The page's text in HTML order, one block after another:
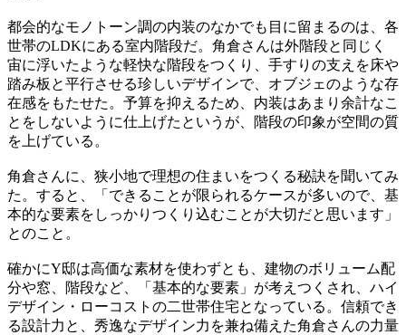
都会的なモノトーン調の内装のなかでも目に留まるのは、各
世帯のLDKにある室内階段だ。角倉さんは外階段と同じく
宙に浮いたような軽快な階段をつくり、手すりの支えを床や
踏み板と平行させる珍しいデザインで、オブジェのような存
在感をもたせた。予算を抑えるため、内装はあまり余計なこ
とをしないように仕上げたというが、階段の印象が空間の質
を上げている。
角倉さんに、狭小地で理想の住まいをつくる秘訣を聞いてみ
た。すると、「できることが限られるケースが多いので、基
本的な要素をしっかりつくり込むことが大切だと思います」
とのこと。
確かにY邸は高価な素材を使わずとも、建物のボリューム配
分や窓、階段など、「基本的な要素」が考えつくされ、ハイ
デザイン・ローコストの二世帯住宅となっている。信頼でき
る設計力と、秀逸なデザイン力を兼ね備えた角倉さんの力量